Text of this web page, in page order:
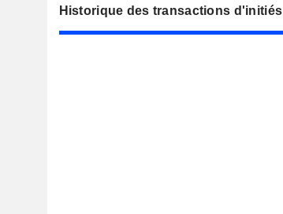
Historique des transactions d'initiés